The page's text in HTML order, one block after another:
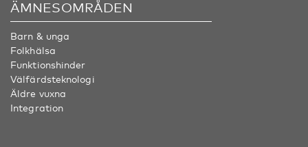
ÄMNESOMRÅDEN
Barn & unga
Folkhälsa
Funktionshinder
Välfärdsteknologi
Äldre vuxna
Integration